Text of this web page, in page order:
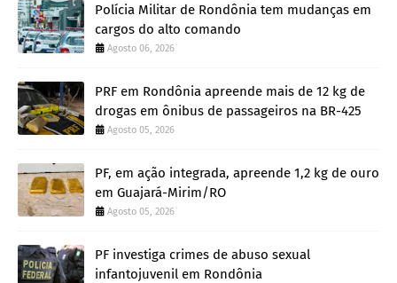
Polícia Militar de Rondônia tem mudanças em
cargos do alto comando
Agosto 06, 2026
PRF em Rondônia apreende mais de 12 kg de
drogas em ônibus de passageiros na BR-425
Agosto 05, 2026
PF, em ação integrada, apreende 1,2 kg de ouro
em Guajará-Mirim/RO
Agosto 05, 2026
PF investiga crimes de abuso sexual
infantojuvenil em Rondônia